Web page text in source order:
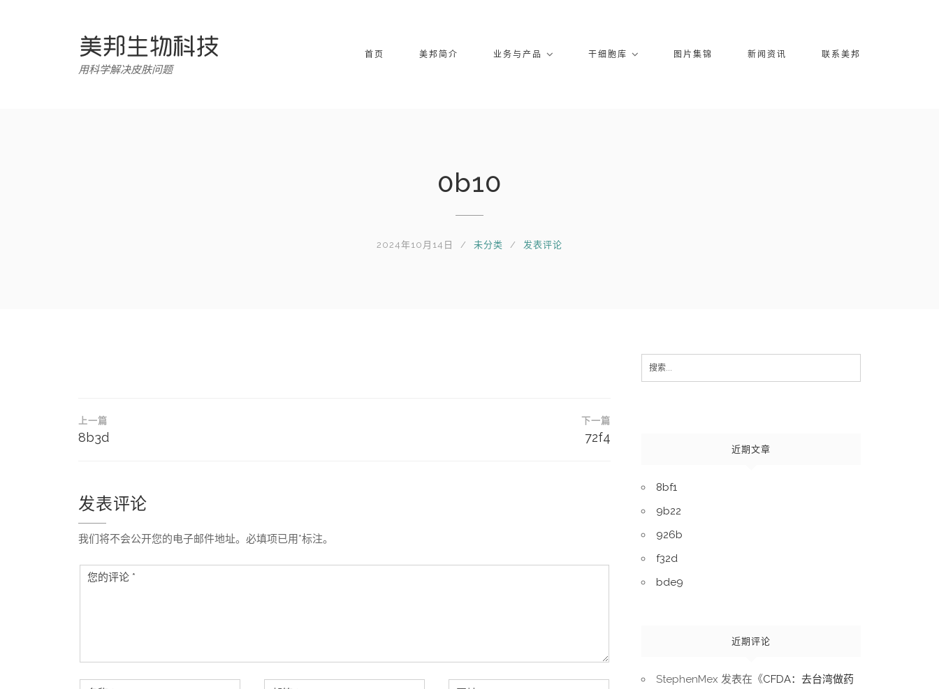
用科学解决皮肤问题
首页 美邦简介 业务与产品 干细胞库 图片集锦 新闻资讯 联系美邦
0b10
2024年10月14日 未分类 发表评论
文
章
航
上一篇
8b3d
下一篇
72f4
发表评论
我们将不会公开您的电子邮件地址。必填项已用*标注。
Search
for:
近期文章
8bf1
9b22
926b
f32d
bde9
近期评论
StephenMex 发表在《CFDA：去台湾做药